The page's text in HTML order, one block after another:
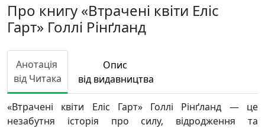
Про книгу «Втрачені квіти Еліс
Гарт» Голлі Рінґланд
Анотація
від Читака
Опис
від видавництва
«Втрачені квіти Еліс Гарт» Голлі Рінґланд — це
незабутня історія про силу, відродження та